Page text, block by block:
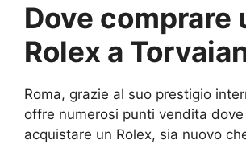
Dove comprare
Rolex a
Roma, grazie al suo prestigio
offre numerosi punti vendita
acquistare un Rolex, sia nuovo